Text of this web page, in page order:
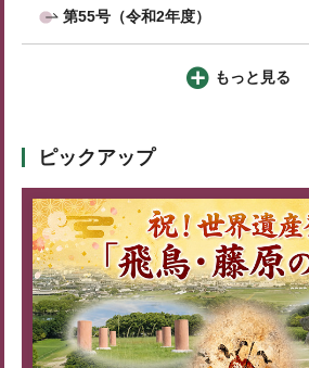
第55号（令和2年度）
もっと見る
ピックアップ